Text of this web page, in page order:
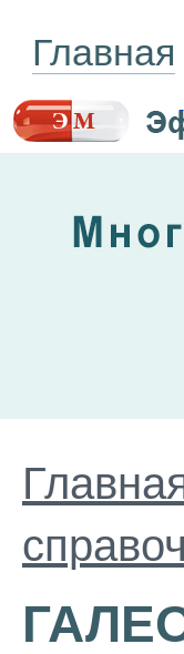
Главная